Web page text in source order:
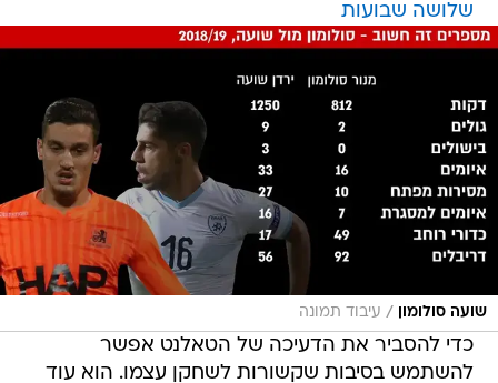
שלושה שבועות
שועה סולומון / עיבוד תמונה
כדי להסביר את הדעיכה של הטאלנט אפשר
להשתמש בסיבות שקשורות לשחקן עצמו. הוא עוד